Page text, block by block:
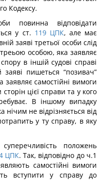
Кодексу.
повинна відповідати
у ст. 119 ЦПК, але має
заяві третьої особи слід
особою, яка заявляє
в іншій судові справі
пишеться “позивач”
заявляє самостійні вимоги
цієї справи та у кого
В іншому випадку
нічим не відрізняється від
у ту справу, в яку
положень
ЦПК. Так, відповідно до ч.1
самостійні вимоги
вступити у справу до